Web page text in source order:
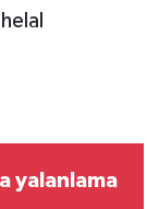
yalanlama